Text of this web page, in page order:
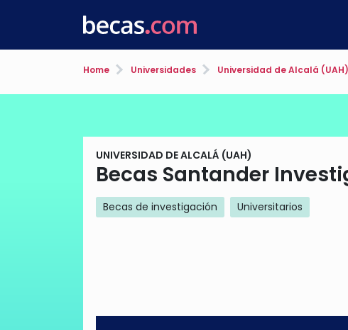
Home Universidades Universidad de Alcalá (UAH)
UNIVERSIDAD DE ALCALÁ (UAH)
Becas Santander
Becas de investigación Universitarios